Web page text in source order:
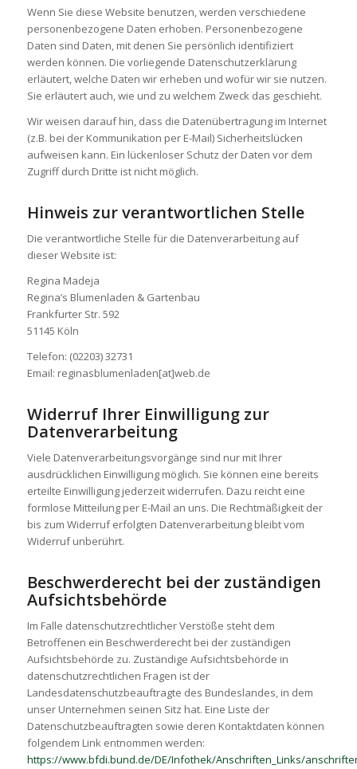
Wenn Sie diese Website benutzen, werden verschiedene
personenbezogene Daten erhoben. Personenbezogene
Daten sind Daten, mit denen Sie persönlich identifiziert
werden können. Die vorliegende Datenschutzerklärung
erläutert, welche Daten wir erheben und wofür wir sie nutzen.
Sie erläutert auch, wie und zu welchem Zweck das geschieht.
Wir weisen darauf hin, dass die Datenübertragung im Internet
(z.B. bei der Kommunikation per E-Mail) Sicherheitslücken
aufweisen kann. Ein lückenloser Schutz der Daten vor dem
Zugriff durch Dritte ist nicht möglich.
Hinweis zur verantwortlichen Stelle
Die verantwortliche Stelle für die Datenverarbeitung auf
dieser Website ist:
Regina Madeja
Regina’s Blumenladen & Gartenbau
Frankfurter Str. 592
51145 Köln
Telefon: (02203) 32731
Email: reginasblumenladen[at]web.de
Widerruf Ihrer Einwilligung zur
Datenverarbeitung
Viele Datenverarbeitungsvorgänge sind nur mit Ihrer
ausdrücklichen Einwilligung möglich. Sie können eine bereits
erteilte Einwilligung jederzeit widerrufen. Dazu reicht eine
formlose Mitteilung per E-Mail an uns. Die Rechtmäßigkeit der
bis zum Widerruf erfolgten Datenverarbeitung bleibt vom
Widerruf unberührt.
Beschwerderecht bei der zuständigen
Aufsichtsbehörde
Im Falle datenschutzrechtlicher Verstöße steht dem
Betroffenen ein Beschwerderecht bei der zuständigen
Aufsichtsbehörde zu. Zuständige Aufsichtsbehörde in
datenschutzrechtlichen Fragen ist der
Landesdatenschutzbeauftragte des Bundeslandes, in dem
unser Unternehmen seinen Sitz hat. Eine Liste der
Datenschutzbeauftragten sowie deren Kontaktdaten können
folgendem Link entnommen werden:
https://www.bfdi.bund.de/DE/Infothek/Anschriften_Links/